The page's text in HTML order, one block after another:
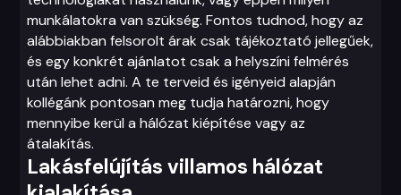
munkálatokra van szükség. Fontos tudnod, hogy az
alábbiakban felsorolt árak csak tájékoztató jellegűek,
és egy konkrét ajánlatot csak a helyszíni felmérés
után lehet adni. A te terveid és igényeid alapján
kollégánk pontosan meg tudja határozni, hogy
mennyibe kerül a hálózat kiépítése vagy az
átalakítás.
Lakásfelújítás villamos hálózat